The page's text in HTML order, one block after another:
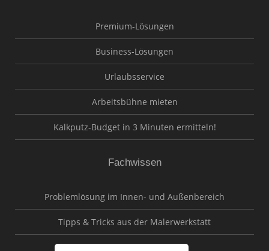
Premium-Lösungen
Business-Lösungen
Urlaubsservice
Arbeitsbühne mieten
Kalkputz-Budget in 3 Minuten ermitteln!
Fachwissen
Problemlösung im Innen- und Außenbereich
Tipps & Tricks aus der Malerwerkstatt